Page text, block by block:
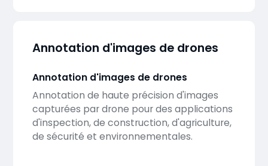
Annotation d'images de drones
Annotation d'images de drones
Annotation de haute précision d'images
capturées par drone pour des applications
d'inspection, de construction, d'agriculture,
de sécurité et environnementales.